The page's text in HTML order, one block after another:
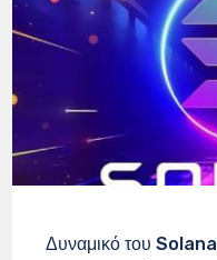
Δυναμικό του